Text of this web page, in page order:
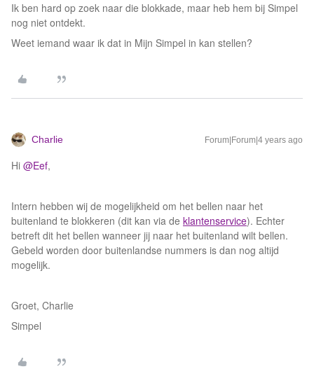
Ik ben hard op zoek naar die blokkade, maar heb hem bij Simpel
nog niet ontdekt.
Weet iemand waar ik dat in Mijn Simpel in kan stellen?
Charlie Forum|Forum|4 years ago
Hi @Eef,
Intern hebben wij de mogelijkheid om het bellen naar het
buitenland te blokkeren (dit kan via de klantenservice). Echter
betreft dit het bellen wanneer jij naar het buitenland wilt bellen.
Gebeld worden door buitenlandse nummers is dan nog altijd
mogelijk.
Groet, Charlie
Simpel